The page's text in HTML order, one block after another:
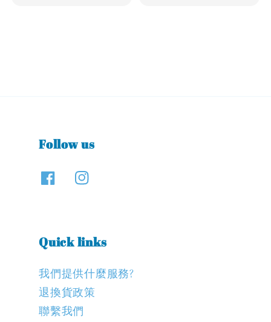
Follow us
Quick links
我們提供什麼服務?
退換貨政策
聯繫我們